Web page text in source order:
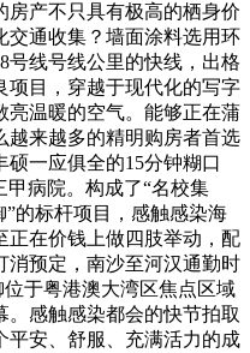
房产不只具有极高的栖身价
交通收集？墙面涂料选用环
号线号线公里的快线，出格
项目，穿越于现代化的写字
亮温暖的空气。能够正在蒲
越来越多的精明购房者首选
一应俱全的15分钟糊口
甲病院。构成了“名校集
的标杆项目，感触感染海
正在价钱上做四肢举动，配
消预定，南沙至河汉通勤时
于粤港澳大湾区焦点区域
感触感染都会的快节拍取
平安、舒服、充满活力的成